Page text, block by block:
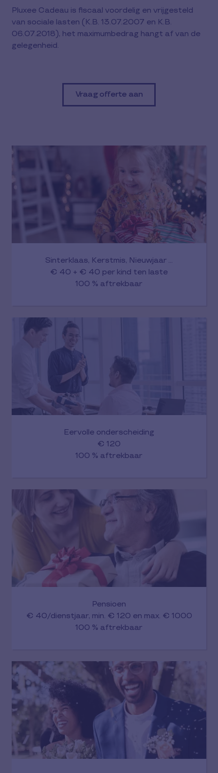
Pluxee Cadeau is fiscaal voordelig en vrijgesteld
van sociale lasten (K.B. 13.07.2007 en K.B.
06.07.2018), het maximumbedrag hangt af van de
gelegenheid.
Vraag offerte aan
Sinterklaas, Kerstmis, Nieuwjaar …
€ 40 + € 40 per kind ten laste
100 % aftrekbaar
Eervolle onderscheiding
€ 120
100 % aftrekbaar
Pensioen
€ 40/dienstjaar, min. € 120 en max. € 1000
100 % aftrekbaar